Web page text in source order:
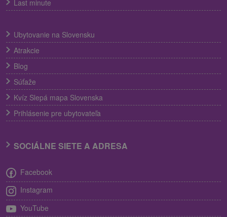
Last minute
Ubytovanie na Slovensku
Atrakcie
Blog
Súťaže
Kvíz Slepá mapa Slovenska
Prihlásenie pre ubytovateľa
SOCIÁLNE SIETE A ADRESA
Facebook
Instagram
YouTube